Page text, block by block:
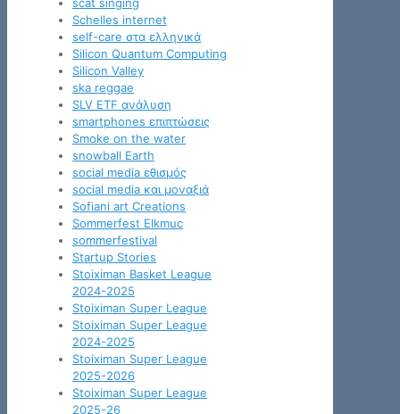
Schelles internet
self-care στα ελληνικά
Silicon Quantum Computing
Silicon Valley
ska reggae
SLV ETF ανάλυση
smartphones επιπτώσεις
Smoke on the water
snowball Earth
social media εθισμός
social media και μοναξιά
Sofiani art Creations
Sommerfest Elkmuc
sommerfestival
Startup Stories
Stoiximan Basket League
2024-2025
Stoiximan Super League
Stoiximan Super League
2024-2025
Stoiximan Super League
2025-2026
Stoiximan Super League
2025-26